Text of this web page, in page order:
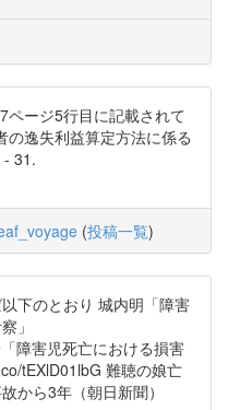
ージ5行目に記載されて
逸失利益算定方法に係る
- 31.
(投稿一覧)
下のとおり 城内明「障害
」
障害児死亡における損害
tEXlD01lbG 難聴の娘亡
から3年（朝日新聞）